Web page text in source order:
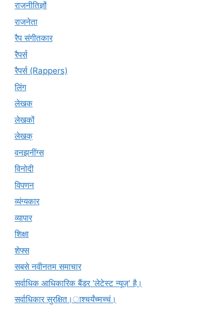
राजनीतिज्ञों
राजनेता
रैप संगीतकार
रैपर्स
रैपर्स (Rappers)
लिंग
लेखक
लेखकों
लेखक्
वनझनींग्स
विनोदी
विपणन
व्यंग्यकार
व्यापार
शिक्षा
शेफ्स
सबसे नवीनतम समाचार
सर्वाधिक आधिकारिक बैंडर 'लेटेस्ट न्यूज़' है।
सर्वाधिकार सुरक्षित।ाश्चर्यंच्मच्चं।